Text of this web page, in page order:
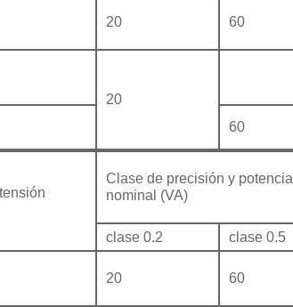
20 60
20
60
Clase de precisión y potencia
nominal (VA)
clase 0.2 clase 0.5
20 60